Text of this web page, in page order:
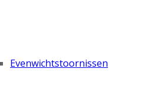
Evenwichtstoornissen
10-16 om 15.18.57
1, 3450 Herk-de-Stad